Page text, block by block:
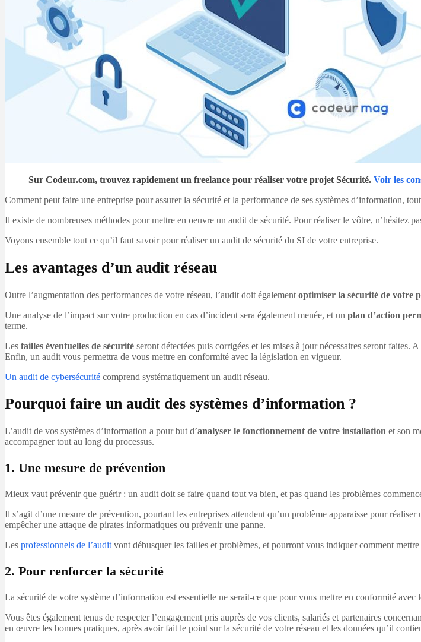
Sur Codeur.com, trouvez rapidement un freelance pour réaliser votre projet Sécurité. Voir les
Comment peut faire une entreprise pour assurer la sécurité et la performance de ses systèmes d’information,
Il existe de nombreuses méthodes pour mettre en oeuvre un audit de sécurité. Pour réaliser le vôtre, n’hésitez
Voyons ensemble tout ce qu’il faut savoir pour réaliser un audit de sécurité du SI de votre entreprise.
Les avantages d’un audit réseau
Outre l’augmentation des performances de votre réseau, l’audit doit également optimiser la sécurité de votre
Une analyse de l’impact sur votre production en cas d’incident sera également menée, et un plan d’action
terme.
Les failles éventuelles de sécurité seront détectées puis corrigées et les mises à jour nécessaires seront
Enfin, un audit vous permettra de vous mettre en conformité avec la législation en vigueur.
Un audit de cybersécurité comprend systématiquement un audit réseau.
Pourquoi faire un audit des systèmes d’information ?
L’audit de vos systèmes d’information a pour but d’analyser le fonctionnement de votre installation et son
accompagner tout au long du processus.
1. Une mesure de prévention
Mieux vaut prévenir que guérir : un audit doit se faire quand tout va bien, et pas quand les problèmes
Il s’agit d’une mesure de prévention, pourtant les entreprises attendent qu’un problème apparaisse pour
empêcher une attaque de pirates informatiques ou prévenir une panne.
Les professionnels de l’audit vont débusquer les failles et problèmes, et pourront vous indiquer comment
2. Pour renforcer la sécurité
La sécurité de votre système d’information est essentielle ne serait-ce que pour vous mettre en conformité avec
Vous êtes également tenus de respecter l’engagement pris auprès de vos clients, salariés et partenaires
en œuvre les bonnes pratiques, après avoir fait le point sur la sécurité de votre réseau et les données qu’il